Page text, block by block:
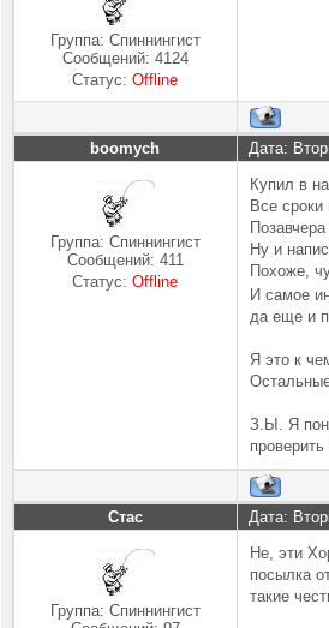
Группа: Спиннингист
Сообщений: 4124
Статус:Offline
boomych Дата:
Группа: Спиннингист
Сообщений: 411
Статус:Offline
Купил в
Все
Ну и
Похоже,
И самое
да еще и
Я это к
З.Ы. Я
Стас Дата:
Группа: Спиннингист
Не, эти
посылка
такие